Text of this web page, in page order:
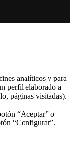
analíticos y para
perfil elaborado a
páginas visitadas).
“Aceptar” o
“Configurar”.